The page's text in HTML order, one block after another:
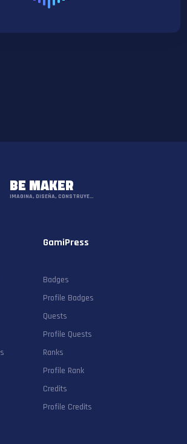
BE MAKER
IMAGINA, DISEÑA, CONSTRUYE…
GamiPress
Badges
Profile Badges
Quests
Profile Quests
Ranks
Profile Rank
Credits
Profile Credits